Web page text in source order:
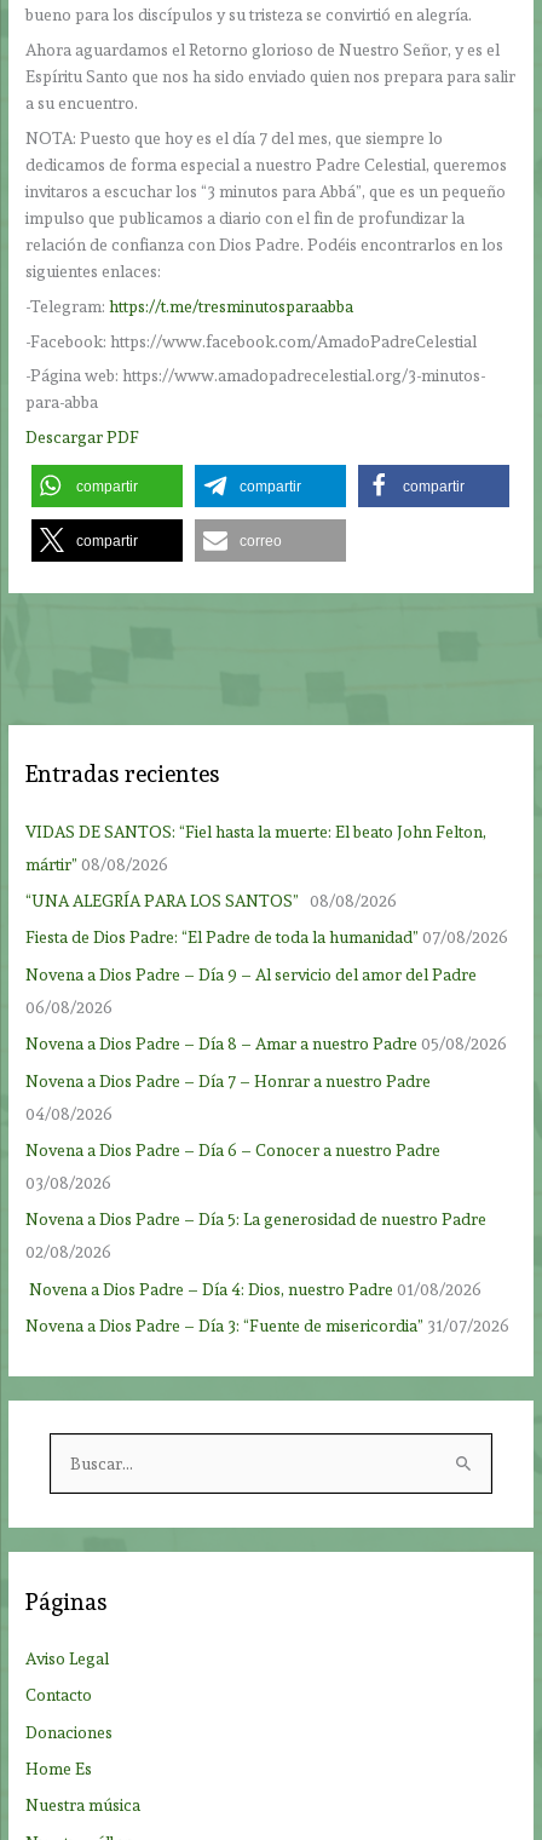
bueno para los discípulos y su tristeza se convirtió en alegría.
Ahora aguardamos el Retorno glorioso de Nuestro Señor, y es el
Espíritu Santo que nos ha sido enviado quien nos prepara para salir
a su encuentro.
NOTA: Puesto que hoy es el día 7 del mes, que siempre lo
dedicamos de forma especial a nuestro Padre Celestial, queremos
invitaros a escuchar los “3 minutos para Abbá”, que es un pequeño
impulso que publicamos a diario con el fin de profundizar la
relación de confianza con Dios Padre. Podéis encontrarlos en los
siguientes enlaces:
-Telegram:https://t.me/tresminutosparaabba
-Facebook: https://www.facebook.com/AmadoPadreCelestial
-Página web: https://www.amadopadrecelestial.org/3-minutos-
para-abba
Descargar PDF
compartir compartir compartir
compartir correo
Entradas recientes
VIDAS DE SANTOS: “Fiel hasta la muerte: El beato John Felton,
mártir” 08/08/2026
“UNA ALEGRÍA PARA LOS SANTOS”
08/08/2026
Fiesta de Dios Padre: “El Padre de toda la humanidad” 07/08/2026
Novena a Dios Padre – Día 9 – Al servicio del amor del Padre
06/08/2026
Novena a Dios Padre – Día 8 – Amar a nuestro Padre 05/08/2026
Novena a Dios Padre – Día 7 – Honrar a nuestro Padre
04/08/2026
Novena a Dios Padre – Día 6 – Conocer a nuestro Padre
03/08/2026
Novena a Dios Padre – Día 5: La generosidad de nuestro Padre
02/08/2026
Novena a Dios Padre – Día 4: Dios, nuestro Padre 01/08/2026
Novena a Dios Padre – Día 3: “Fuente de misericordia” 31/07/2026
c
r
:
Páginas
Aviso Legal
Contacto
Donaciones
Home Es
Nuestra música